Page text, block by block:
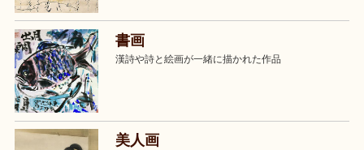
書画
漢詩や詩と絵画が一緒に描かれた作品
美人画